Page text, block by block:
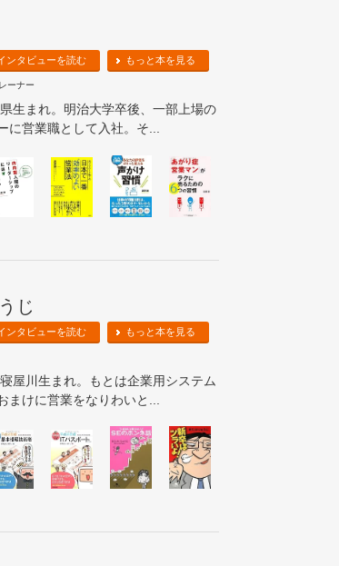
もっと本を見る
ンタビューを読む
ーナー
生まれ。明治大学卒後、一部上場の
に営業職として入社。そ...
じ
もっと本を見る
ンタビューを読む
屋川生まれ。もとは企業用システム
まけに営業をなりわいと...